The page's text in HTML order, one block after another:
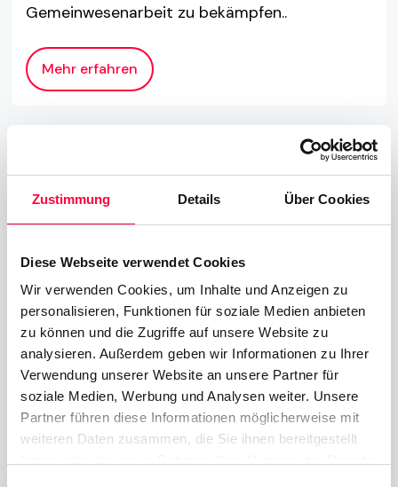
Zustimmung Details Über Cookies
Diese Webseite verwendet Cookies
Wir verwenden Cookies, um Inhalte und Anzeigen zu
personalisieren, Funktionen für soziale Medien anbieten
zu können und die Zugriffe auf unsere Website zu
analysieren. Außerdem geben wir Informationen zu Ihrer
Verwendung unserer Website an unsere Partner für
soziale Medien, Werbung und Analysen weiter. Unsere
Partner führen diese Informationen möglicherweise mit
weiteren Daten zusammen, die Sie ihnen bereitgestellt
Gemeinwesenarbeit zu bekämpfen..
Mehr erfahren
PASCOM setzt ein starkes Zeichen:
jährliche Spende für den Frauennotruf
Deggendorf im Kampf gegen Gewalt
11.12.2025 7 Minuten James Barton